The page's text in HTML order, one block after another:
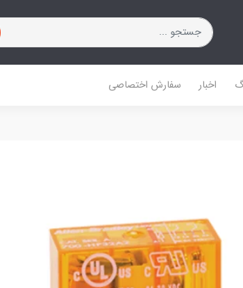
اخبار سفارش اختصاصی